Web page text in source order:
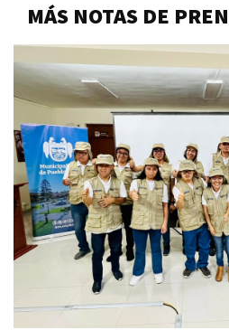
MÁS NOTAS DE